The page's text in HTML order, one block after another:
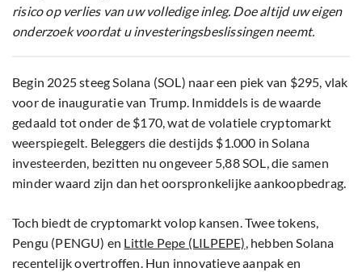
risico op verlies van uw volledige inleg. Doe altijd uw eigen
onderzoek voordat u investeringsbeslissingen neemt.
Begin 2025 steeg Solana (SOL) naar een piek van $295, vlak
voor de inauguratie van Trump. Inmiddels is de waarde
gedaald tot onder de $170, wat de volatiele cryptomarkt
weerspiegelt. Beleggers die destijds $1.000 in Solana
investeerden, bezitten nu ongeveer 5,88 SOL, die samen
minder waard zijn dan het oorspronkelijke aankoopbedrag.
Toch biedt de cryptomarkt volop kansen. Twee tokens,
Pengu (PENGU) en Little Pepe (LILPEPE), hebben Solana
recentelijk overtroffen. Hun innovatieve aanpak en